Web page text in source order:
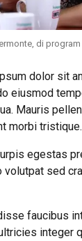
di
dolor sit
eiusmod
Mauris
morbi tristique.
egestas
volutpat sed
faucibus
integer